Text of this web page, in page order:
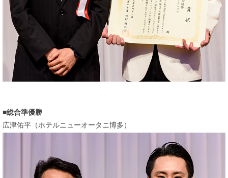
総合準優勝
広津佑平（ホテルニューオータニ博多）